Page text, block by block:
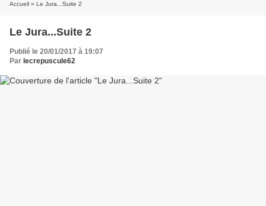
Accueil » Le Jura...Suite 2
Le Jura...Suite 2
Publié le 20/01/2017 à 19:07
Par lecrepuscule62